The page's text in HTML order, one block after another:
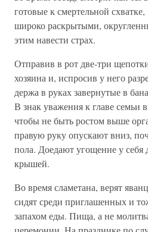
готовые к смертельной схватке,
широко раскрытыми,
этим навести страх.
Отправив в рот две-три
хозяина и, испросив у него
держа в руках завернутые в
В знак уважения к главе семьи
чтобы не быть ростом выше
правую руку опускают вниз,
пола. Доедают угощение у себя
крышей.
Во время сламетана, верят
сидят среди приглашенных и
запахом еды. Пища, а не